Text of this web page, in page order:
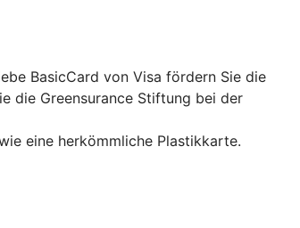
BasicCard von Visa fördern Sie die
die Greensurance Stiftung bei der
eine herkömmliche Plastikkarte.